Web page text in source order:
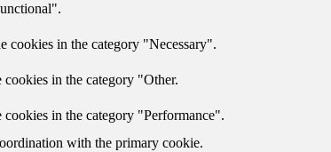
cookies in the category "Necessary".
in the category "Other.
in the category "Performance".
with the primary cookie.